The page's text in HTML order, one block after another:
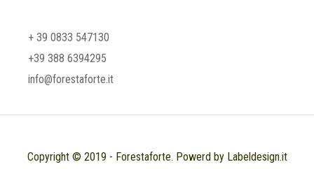
+ 39 0833 547130
+39 388 6394295
info@forestaforte.it
Copyright © 2019 - Forestaforte. Powerd by Labeldesign.it